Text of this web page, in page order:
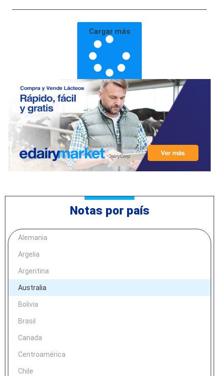
Cargar más
Notas por país
Alemania
Argelia
Argentina
Australia
Bolivia
Brasil
Canada
Centroamérica
Chile